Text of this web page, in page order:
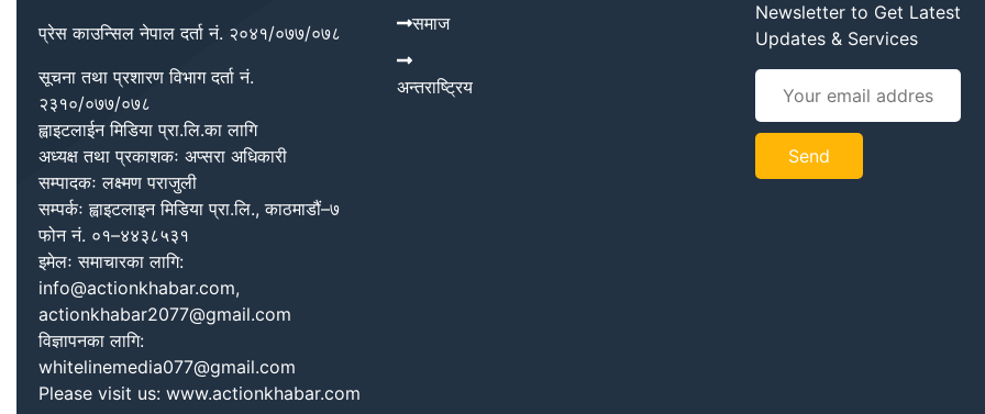
प्रेस काउन्सिल नेपाल दर्ता नं. २०४१/०७७/०७८
सूचना तथा प्रशारण विभाग दर्ता नं.
२३१०/०७७/०७८
ह्वाइटलाईन मिडिया प्रा.लि.का लागि
अध्यक्ष तथा प्रकाशकः अप्सरा अधिकारी
सम्पादकः लक्ष्मण पराजुली
सम्पर्कः ह्वाइटलाइन मिडिया प्रा.लि., काठमाडौं–७
फोन नं. ०१–४४३८५३१
इमेलः समाचारका लागि:
info@actionkhabar.com,
actionkhabar2077@gmail.com
विज्ञापनका लागि:
whitelinemedia077@gmail.com
Please visit us: www.actionkhabar.com
समाज
अन्तराष्ट्रिय
Newsletter to Get Latest
Updates & Services